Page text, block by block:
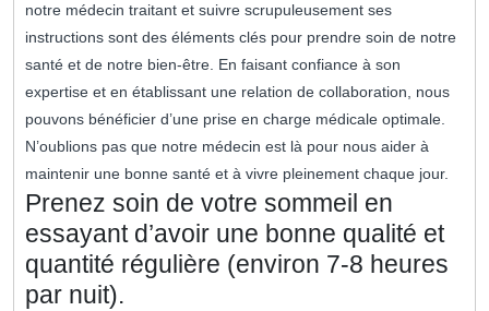
notre médecin traitant et suivre scrupuleusement ses
instructions sont des éléments clés pour prendre soin de notre
santé et de notre bien-être. En faisant confiance à son
expertise et en établissant une relation de collaboration, nous
pouvons bénéficier d’une prise en charge médicale optimale.
N’oublions pas que notre médecin est là pour nous aider à
maintenir une bonne santé et à vivre pleinement chaque jour.
Prenez soin de votre sommeil en
essayant d’avoir une bonne qualité et
quantité régulière (environ 7-8 heures
par nuit).